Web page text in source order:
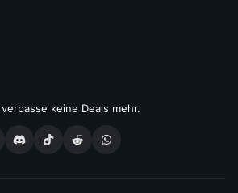
keine Deals mehr.